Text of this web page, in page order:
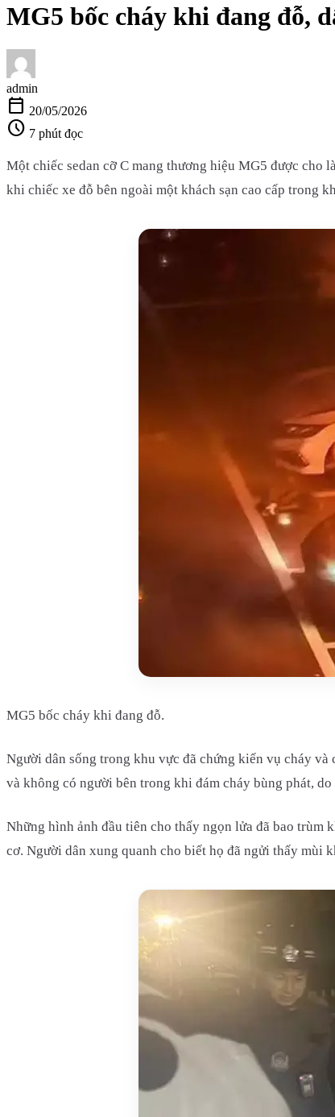
MG5 bốc cháy khi đang đỗ,
admin
calendar_today 20/05/2026
schedule 7 phút đọc
Một chiếc sedan cỡ C mang thương hiệu MG5 được cho
khi chiếc xe đỗ bên ngoài một khách sạn cao cấp trong
MG5 bốc cháy khi đang đỗ.
Người dân sống trong khu vực đã chứng kiến vụ cháy
và không có người bên trong khi đám cháy bùng phát,
Những hình ảnh đầu tiên cho thấy ngọn lửa đã bao trùm
cơ. Người dân xung quanh cho biết họ đã ngửi thấy mùi